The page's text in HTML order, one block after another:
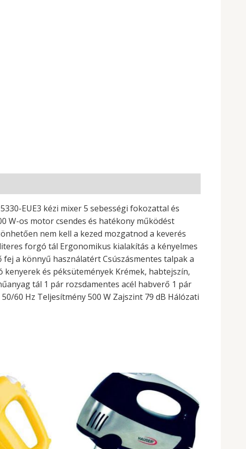
EUE3 kézi mixer 5 sebességi fokozattal és
W-os motor csendes és hatékony működést
nem kell a kezed mozgatnod a keverés
forgó tál Ergonomikus kialakítás a kényelmes
a könnyű használatért Csúszásmentes talpak a
és péksütemények Krémek, habtejszín,
tál 1 pár rozsdamentes acél habverő 1 pár
60 Hz Teljesítmény 500 W Zajszint 79 dB Hálózati